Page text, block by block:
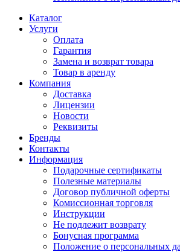
Каталог
Услуги
Оплата
Гарантия
Замена и возврат товара
Товар в аренду
Компания
Доставка
Лицензии
Новости
Реквизиты
Бренды
Контакты
Информация
Подарочные сертификаты
Полезные материалы
Договор публичной оферты
Комиссионная торговля
Инструкции
Не подлежит возврату
Бонусная программа
Положение о персональных